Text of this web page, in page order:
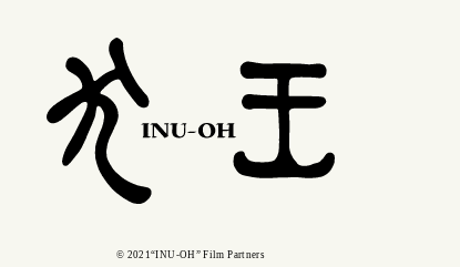
© 2021“INU-OH” Film Partners